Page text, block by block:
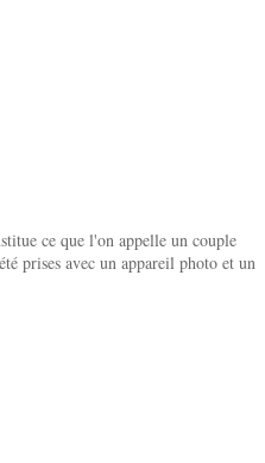
ce que l'on appelle un couple
prises avec un appareil photo et un